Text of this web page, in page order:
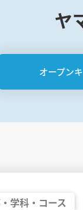
ヤ
オープン
学科・ コース